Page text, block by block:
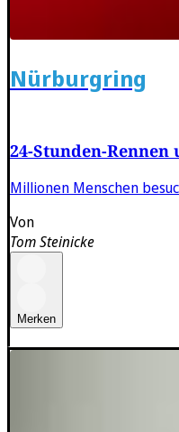
Nürburgring
24-Stunden-
Millionen Menschen
Von
Tom Steinicke
Merken